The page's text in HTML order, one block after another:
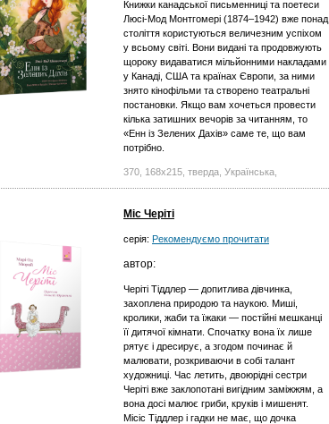
Книжки канадської письменниці та поетеси
Люсі-Мод Монтгомері (1874–1942) вже понад
століття користуються величезним успіхом
у всьому світі. Вони видані та продовжують
щороку видаватися мільйонними накладами
у Канаді, США та країнах Європи, за ними
знято кінофільми та створено театральні
постановки. Якщо вам хочеться провести
кілька затишних вечорів за читанням, то
«Енн із Зелених Дахів» саме те, що вам
потрібно.
370, 168х215, тверда, Українська,
Міс Черіті
серія: Рекомендуємо прочитати
автор:
Черіті Тіддлер — допитлива дівчинка,
захоплена природою та наукою. Миші,
кролики, жаби та їжаки — постійні мешканці
її дитячої кімнати. Спочатку вона їх лише
рятує і дресирує, а згодом починає й
малювати, розкриваючи в собі талант
художниці. Час летить, двоюрідні сестри
Черіті вже заклопотані вигідним заміжжям, а
вона досі малює гриби, круків і мишенят.
Місіс Тіддлер і гадки не має, що дочка